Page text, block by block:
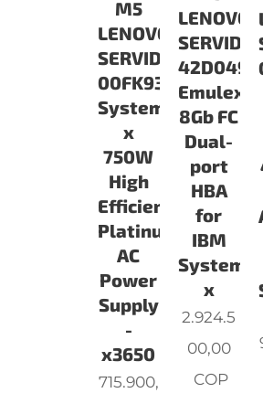
M5
LENOVO
SERVIDORES
00FK932
System
x
750W
High
Efficiency
Platinum
AC
Power
Supply
-
x3650
715.900,
LENOVO
42D0494
Emulex
8Gb FC
Dual-
port
HBA
for
IBM
System
x
2.924.5
00,00
COP